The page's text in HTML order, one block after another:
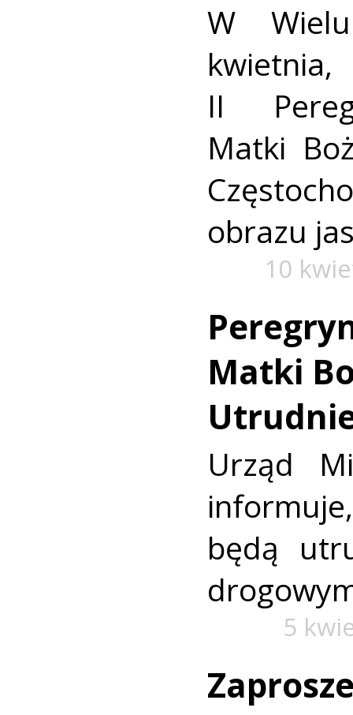
W
II
Matki
obrazu
10
Matki
Urząd
będą
5